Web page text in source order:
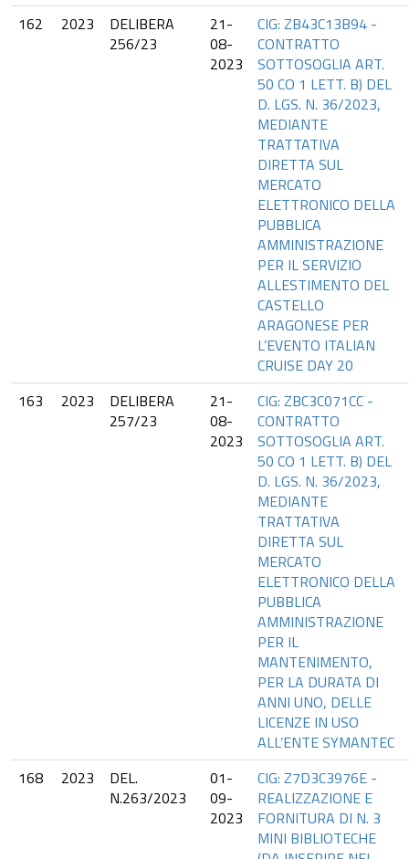
162
2023
DELIBERA
256/23
21-
08-
2023
CIG: ZB43C13B94 -
CONTRATTO
SOTTOSOGLIA ART.
50 CO 1 LETT. B) DEL
D. LGS. N. 36/2023,
MEDIANTE
TRATTATIVA
DIRETTA SUL
MERCATO
ELETTRONICO DELLA
PUBBLICA
AMMINISTRAZIONE
PER IL SERVIZIO
ALLESTIMENTO DEL
CASTELLO
ARAGONESE PER
L’EVENTO ITALIAN
CRUISE DAY 20
163
2023
DELIBERA
257/23
21-
08-
2023
CIG: ZBC3C071CC -
CONTRATTO
SOTTOSOGLIA ART.
50 CO 1 LETT. B) DEL
D. LGS. N. 36/2023,
MEDIANTE
TRATTATIVA
DIRETTA SUL
MERCATO
ELETTRONICO DELLA
PUBBLICA
AMMINISTRAZIONE
PER IL
MANTENIMENTO,
PER LA DURATA DI
ANNI UNO, DELLE
LICENZE IN USO
ALL’ENTE SYMANTEC
168
2023
DEL.
N.263/2023
01-
09-
2023
CIG: Z7D3C3976E -
REALIZZAZIONE E
FORNITURA DI N. 3
MINI BIBLIOTECHE